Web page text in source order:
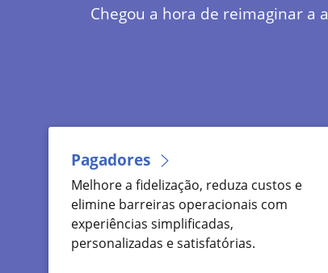
Chegou a hora de reimaginar a
Pagadores
Melhore a fidelização, reduza custos e
elimine barreiras operacionais com
experiências simplificadas,
personalizadas e satisfatórias.